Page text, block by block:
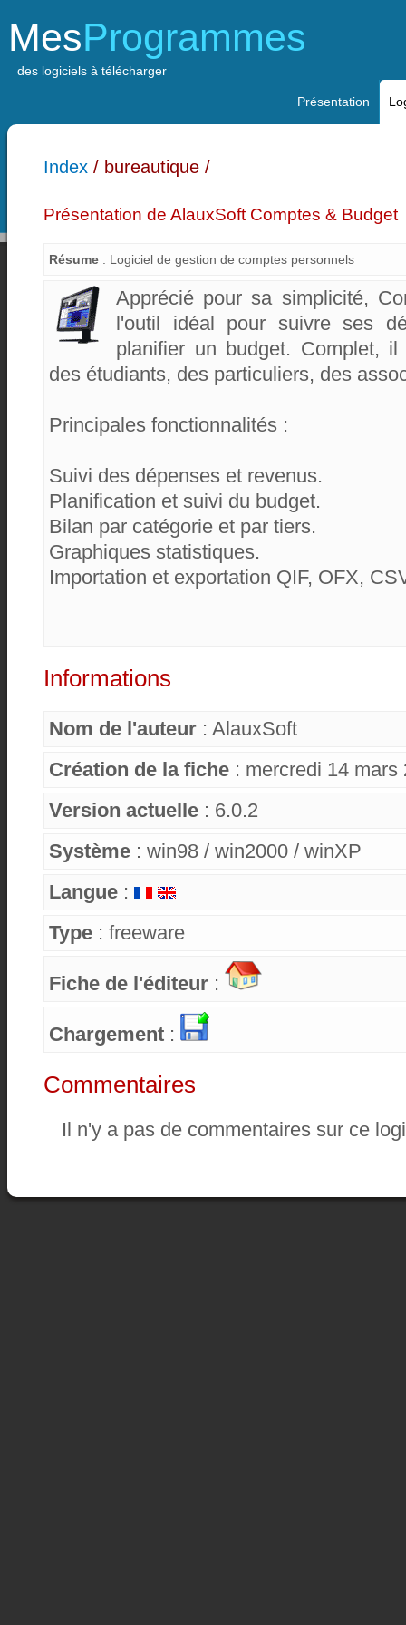
MesProgrammes
des logiciels à télécharger
Présentation
Index / bureautique /
Présentation de AlauxSoft Comptes & Budget
Résume : Logiciel de gestion de comptes personnels
Apprécié pour sa simplicité,
l'outil idéal pour suivre ses
planifier un budget. Complet,
des étudiants, des particuliers, des
Principales fonctionnalités :
Suivi des dépenses et revenus.
Planification et suivi du budget.
Bilan par catégorie et par tiers.
Graphiques statistiques.
Importation et exportation QIF, OFX,
Informations
Nom de l'auteur : AlauxSoft
Création de la fiche : mercredi 14 mars
Version actuelle : 6.0.2
Système : win98 / win2000 / winXP
Langue :
Type : freeware
Fiche de l'éditeur :
Chargement :
Commentaires
Il n'y a pas de commentaires sur ce